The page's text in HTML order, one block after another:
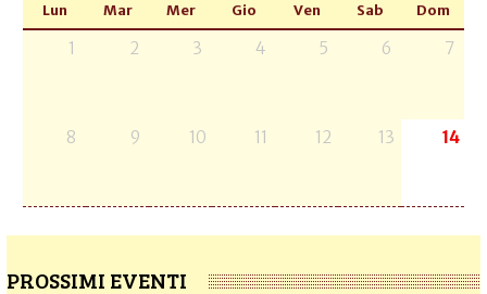
Lun Mar Mer Gio Ven Sab Dom
1 2 3 4 5 6 7
8 9 10 11 12 13 14
PROSSIMI EVENTI